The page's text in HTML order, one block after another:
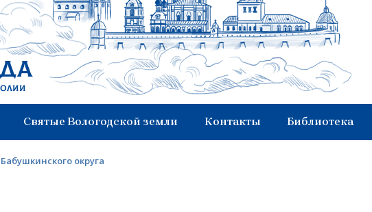
Святые Вологодской земли Контакты Библиотека
округа